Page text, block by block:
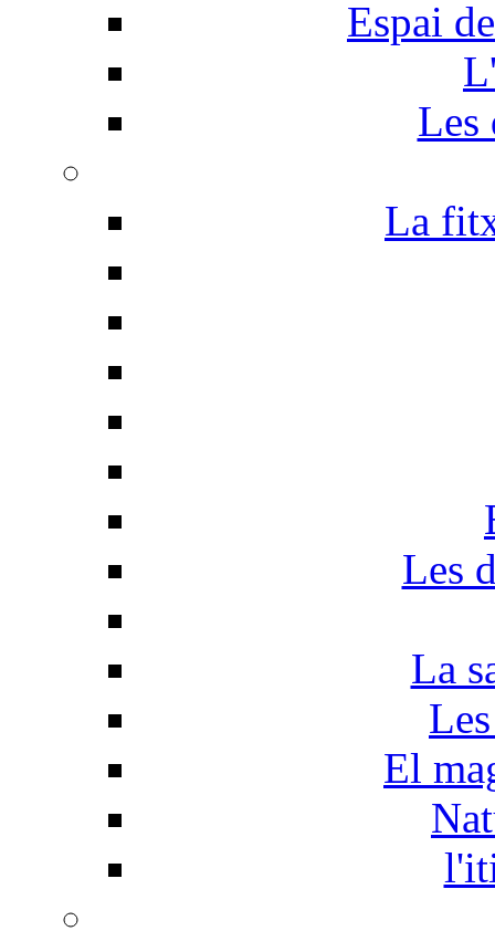
Espai
Les
La
Les
La
El